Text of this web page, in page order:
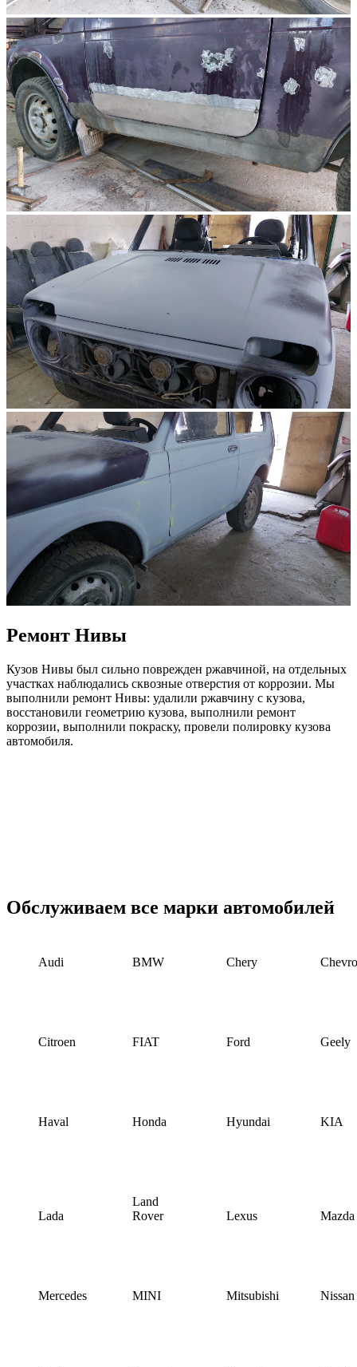
Ремонт Нивы
Кузов Нивы был сильно поврежден ржавчиной, на отдельных
участках наблюдались сквозные отверстия от коррозии. Мы
выполнили ремонт Нивы: удалили ржавчину с кузова,
восстановили геометрию кузова, выполнили ремонт
коррозии, выполнили покраску, провели полировку кузова
автомобиля.
Обслуживаем все марки автомобилей
Audi BMW Chery
Citroen FIAT Ford Geely
Haval Honda Hyundai KIA
Lada
Land
Rover
Lexus Mazda
Mercedes MINI Mitsubishi Nissan